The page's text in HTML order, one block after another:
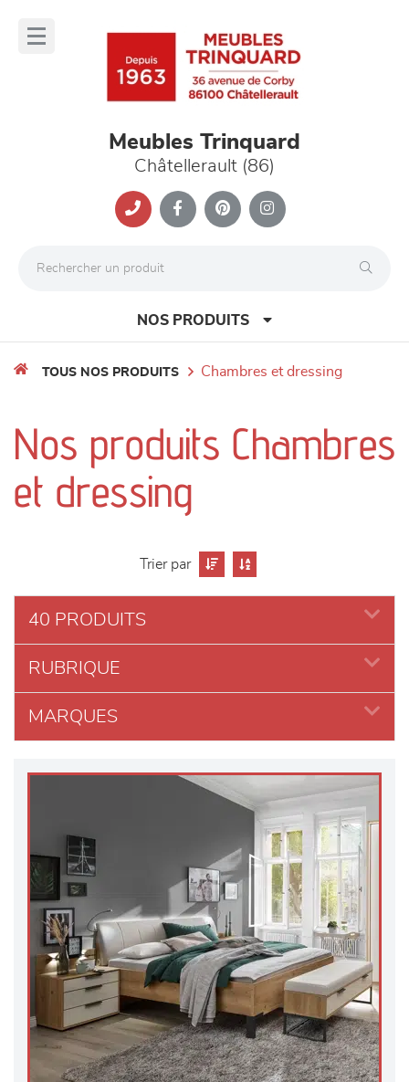
Meubles Trinquard
Châtellerault (86)
NOS PRODUITS
séjours
meubles de complément
chambres et dressing
literie
décoration
TOUS NOS PRODUITS chambres et dressing
Nos produits Chambres
et dressing
Trier par
40 PRODUITS
RUBRIQUE
MARQUES